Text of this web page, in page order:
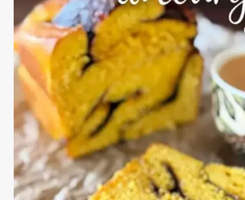
sweetkwisine